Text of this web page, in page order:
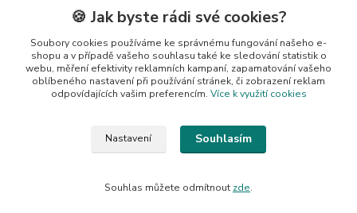
info@bylinky-maya.cz
je bez souhlasu kopírovat ani publikovat!
🍪 Jak byste rádi své cookies?
Soubory cookies používáme ke správnému fungování našeho e-
shopu a v případě vašeho souhlasu také ke sledování statistik o
webu, měření efektivity reklamních kampaní, zapamatování vašeho
oblíbeného nastavení při používání stránek, či zobrazení reklam
odpovídajících vašim preferencím. Více k využití cookies
Nastavení Souhlasím
Souhlas můžete odmítnout zde.